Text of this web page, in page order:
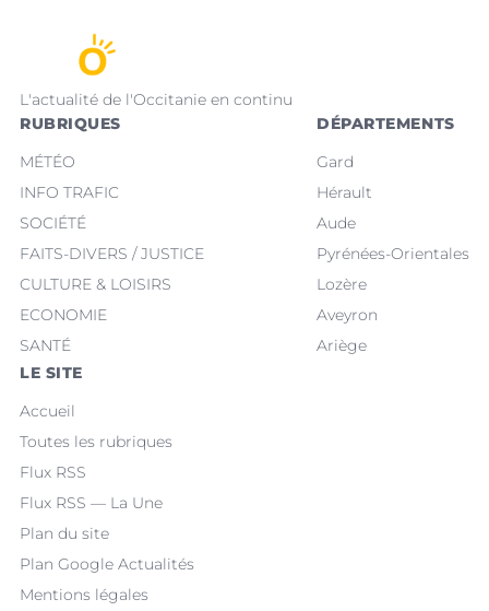
L'actualité de l'Occitanie en continu
RUBRIQUES
MÉTÉO
INFO TRAFIC
SOCIÉTÉ
FAITS-DIVERS / JUSTICE
CULTURE & LOISIRS
ECONOMIE
SANTÉ
DÉPARTEMENTS
Gard
Hérault
Aude
Pyrénées-Orientales
Lozère
Aveyron
Ariège
LE SITE
Accueil
Toutes les rubriques
Flux RSS
Flux RSS — La Une
Plan du site
Plan Google Actualités
Mentions légales